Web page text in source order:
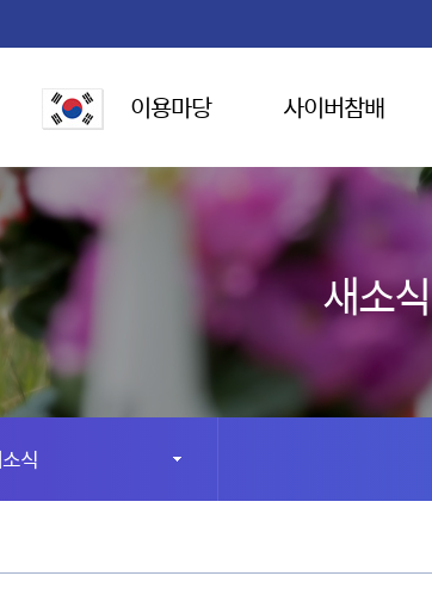
이용마당 사이버참배
새소식
식